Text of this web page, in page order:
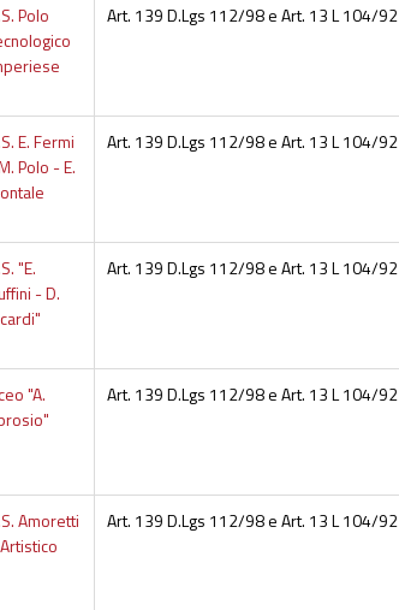
Polo
Art. 139 D.Lgs 112/98 e Art. 13 L 104/92
E. Fermi
Polo - E.
Art. 139 D.Lgs 112/98 e Art. 13 L 104/92
"E.
- D.
Art. 139 D.Lgs 112/98 e Art. 13 L 104/92
"A.
Art. 139 D.Lgs 112/98 e Art. 13 L 104/92
Amoretti
Art. 139 D.Lgs 112/98 e Art. 13 L 104/92